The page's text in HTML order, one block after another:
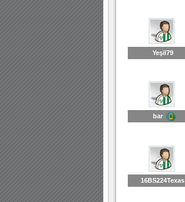
Yeşil79
bar
16BS224Texas